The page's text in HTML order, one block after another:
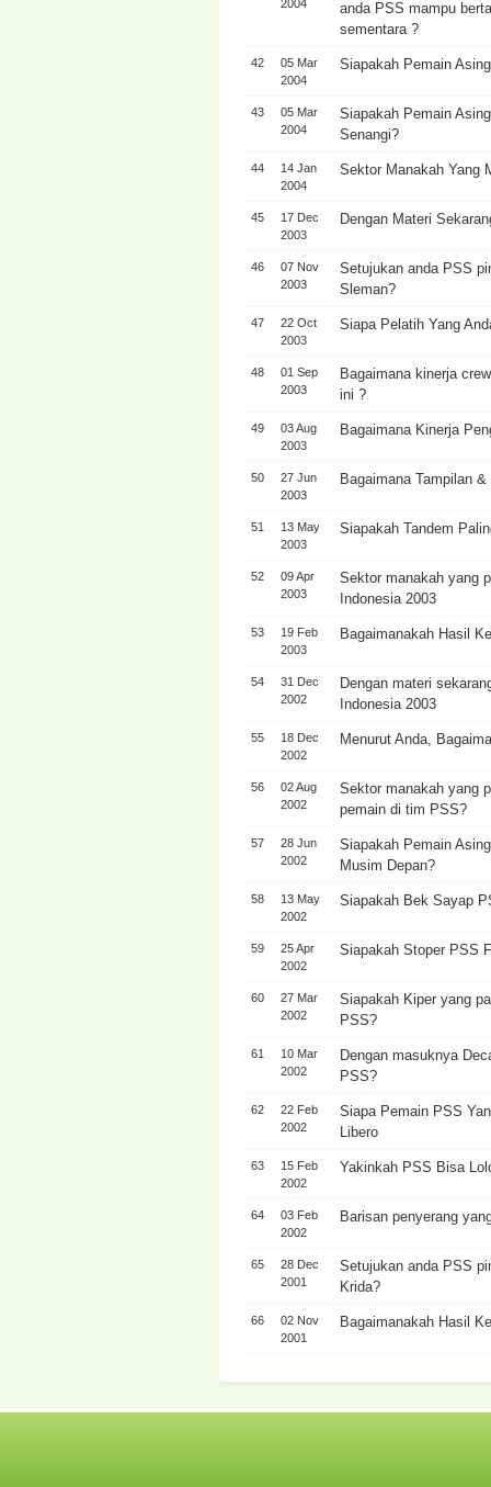
2004
anda PSS mampu
sementara ?
42
05 Mar
2004
Siapakah Pemain
43
05 Mar
2004
Siapakah Pemain
Senangi?
44
14 Jan
2004
Sektor Manakah Yang
45
17 Dec
2003
Dengan Materi
46
07 Nov
2003
Setujukan anda PSS
Sleman?
47
22 Oct
2003
Siapa Pelatih Yang
48
01 Sep
2003
Bagaimana kinerja
ini ?
49
03 Aug
2003
Bagaimana Kinerja
50
27 Jun
2003
Bagaimana Tampilan
51
13 May
2003
Siapakah Tandem
52
09 Apr
2003
Sektor manakah yang
Indonesia 2003
53
19 Feb
2003
Bagaimanakah Hasil
54
31 Dec
2002
Dengan materi
Indonesia 2003
55
18 Dec
2002
Menurut Anda,
56
02 Aug
2002
Sektor manakah yang
pemain di tim PSS?
57
28 Jun
2002
Siapakah Pemain
Musim Depan?
58
13 May
2002
Siapakah Bek Sayap
59
25 Apr
2002
Siapakah Stoper PSS
60
27 Mar
2002
Siapakah Kiper yang
PSS?
61
10 Mar
2002
Dengan masuknya
PSS?
62
22 Feb
2002
Siapa Pemain PSS
Libero
63
15 Feb
2002
Yakinkah PSS Bisa
64
03 Feb
2002
Barisan penyerang
65
28 Dec
2001
Setujukan anda PSS
Krida?
66
02 Nov
2001
Bagaimanakah Hasil